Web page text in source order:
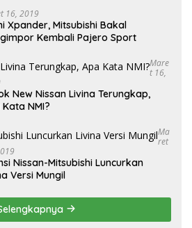
16, 2019
Xpander, Mitsubishi Bakal
Kembali Pajero Sport
Mare
T 16,
New Nissan Livina Terungkap,
NMI?
Ma
Ret
Nissan-Mitsubishi Luncurkan
Versi Mungil